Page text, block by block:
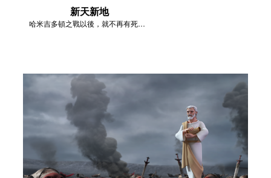
新天新地
哈米吉多頓之戰以後，就不再有死亡，也不再有痛苦。